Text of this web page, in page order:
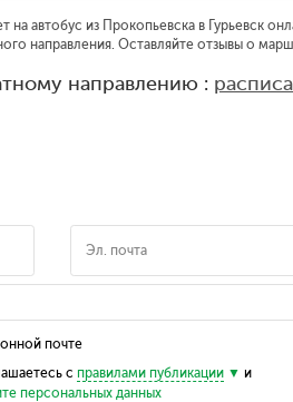
на автобус из Прокопьевска в Гурьевск
направления. Оставляйте отзывы о
направлению :
почте
с правилами публикации
и
персональных данных